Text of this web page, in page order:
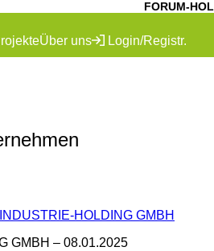
FORUM-
Über uns Login/Registr.
HOLDING GMBH
GMBH – 08.01.2025